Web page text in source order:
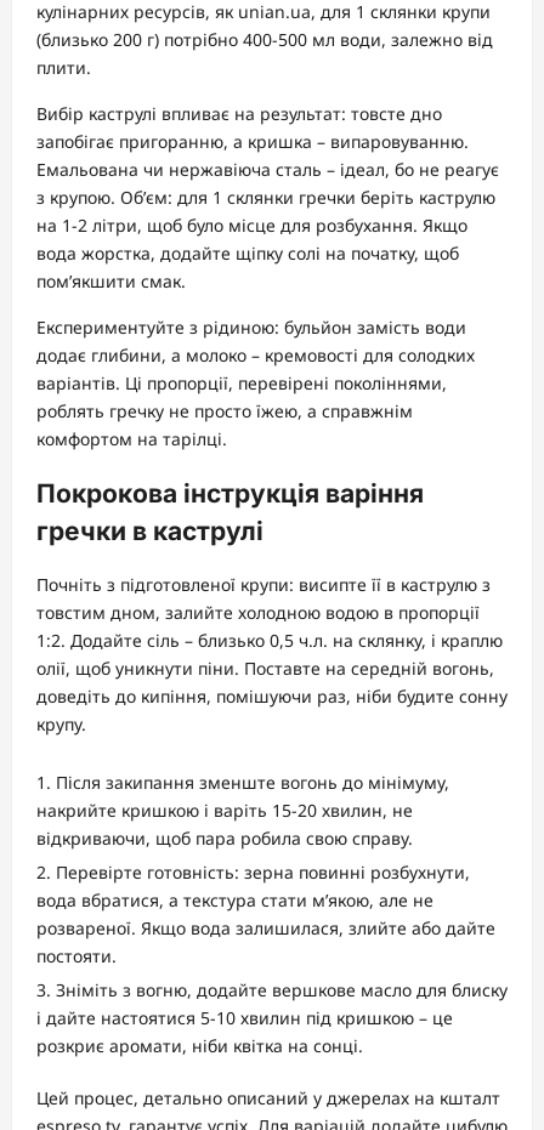
кулінарних ресурсів, як unian.ua, для 1 склянки крупи
(близько 200 г) потрібно 400-500 мл води, залежно від
плити.
Вибір каструлі впливає на результат: товсте дно
запобігає пригоранню, а кришка – випаровуванню.
Емальована чи нержавіюча сталь – ідеал, бо не реагує
з крупою. Об’єм: для 1 склянки гречки беріть каструлю
на 1-2 літри, щоб було місце для розбухання. Якщо
вода жорстка, додайте щіпку солі на початку, щоб
пом’якшити смак.
Експериментуйте з рідиною: бульйон замість води
додає глибини, а молоко – кремовості для солодких
варіантів. Ці пропорції, перевірені поколіннями,
роблять гречку не просто їжею, а справжнім
комфортом на тарілці.
Покрокова інструкція варіння
гречки в каструлі
Почніть з підготовленої крупи: висипте її в каструлю з
товстим дном, залийте холодною водою в пропорції
1:2. Додайте сіль – близько 0,5 ч.л. на склянку, і краплю
олії, щоб уникнути піни. Поставте на середній вогонь,
доведіть до кипіння, помішуючи раз, ніби будите сонну
крупу.
Після закипання зменште вогонь до мінімуму,
накрийте кришкою і варіть 15-20 хвилин, не
відкриваючи, щоб пара робила свою справу.
Перевірте готовність: зерна повинні розбухнути,
вода вбратися, а текстура стати м’якою, але не
розвареної. Якщо вода залишилася, злийте або дайте
постояти.
Зніміть з вогню, додайте вершкове масло для блиску
і дайте настоятися 5-10 хвилин під кришкою – це
розкриє аромати, ніби квітка на сонці.
Цей процес, детально описаний у джерелах на кшталт